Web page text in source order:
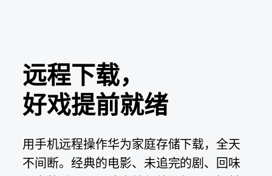
远程下载，
好戏提前就绪
用手机远程操作华为家庭存储下载，全天
不间断。经典的电影、未追完的剧、回味